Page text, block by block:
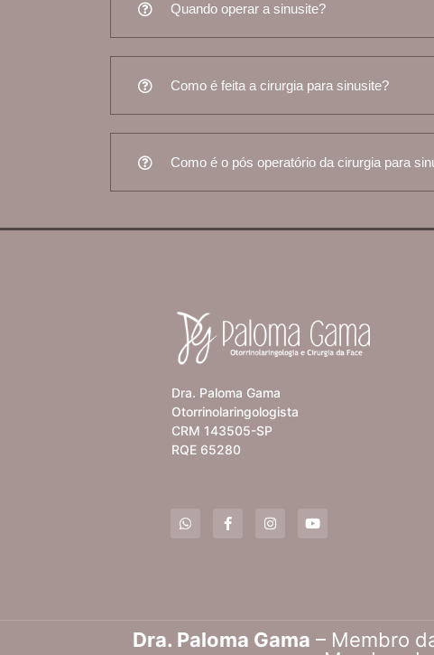
Quando operar a sinusite?
Como é feita a cirurgia para sinusite?
Como é o pós operatório da cirurgia para
Dra. Paloma Gama
Otorrinolaringologista
CRM 143505-SP
RQE 65280
Dra. Paloma Gama – Membro